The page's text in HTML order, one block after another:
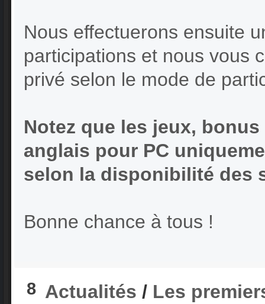
Nous effectuerons ensuite
participations et nous vous
privé selon le mode de
Notez que les jeux,
anglais pour PC
selon la disponibilité des
Bonne chance à tous !
8 Actualités / Les